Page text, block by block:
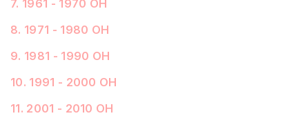
7. 1961 - 1970 ОН
8. 1971 - 1980 ОН
9. 1981 - 1990 ОН
10. 1991 - 2000 ОН
11. 2001 - 2010 ОН